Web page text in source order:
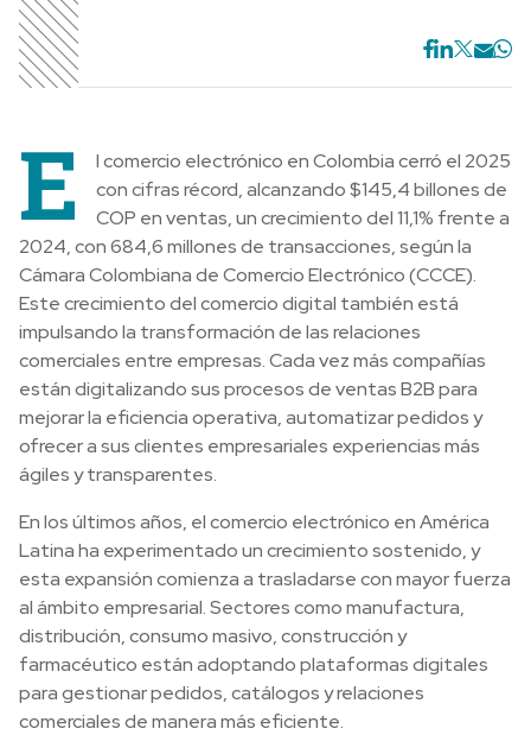
E
l comercio electrónico en Colombia cerró el 2025
con cifras récord, alcanzando $145,4 billones de
COP en ventas, un crecimiento del 11,1% frente a
2024, con 684,6 millones de transacciones, según la
Cámara Colombiana de Comercio Electrónico (CCCE).
Este crecimiento del comercio digital también está
impulsando la transformación de las relaciones
comerciales entre empresas. Cada vez más compañías
están digitalizando sus procesos de ventas B2B para
mejorar la eficiencia operativa, automatizar pedidos y
ofrecer a sus clientes empresariales experiencias más
ágiles y transparentes.
En los últimos años, el comercio electrónico en América
Latina ha experimentado un crecimiento sostenido, y
esta expansión comienza a trasladarse con mayor fuerza
al ámbito empresarial. Sectores como manufactura,
distribución, consumo masivo, construcción y
farmacéutico están adoptando plataformas digitales
para gestionar pedidos, catálogos y relaciones
comerciales de manera más eficiente.